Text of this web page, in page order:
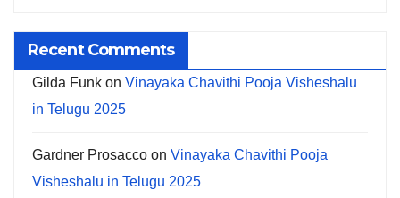
Recent Comments
Gilda Funk on Vinayaka Chavithi Pooja Visheshalu
in Telugu 2025
Gardner Prosacco on Vinayaka Chavithi Pooja
Visheshalu in Telugu 2025